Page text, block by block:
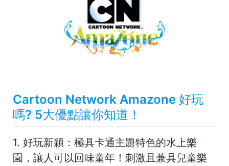
Cartoon Network Amazone 好玩
嗎? 5大優點讓你知道！
1. 好玩新穎： 極具卡通主題特色的水上樂
園，讓人可以回味童年！刺激且兼具兒童樂